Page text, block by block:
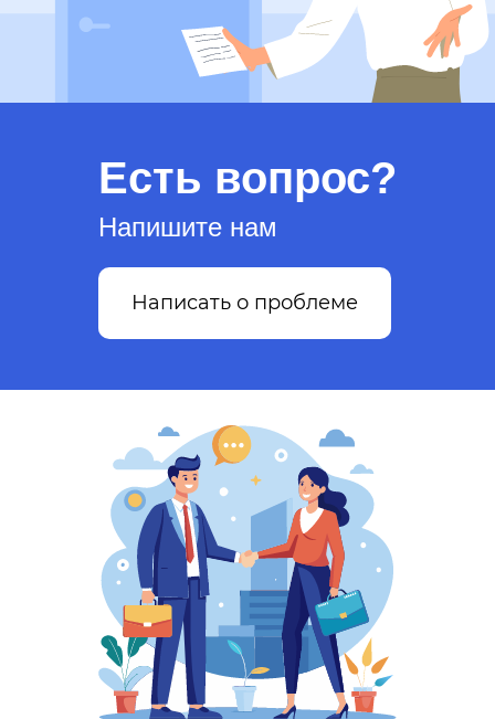
Есть вопрос?
Напишите нам
Написать о проблеме